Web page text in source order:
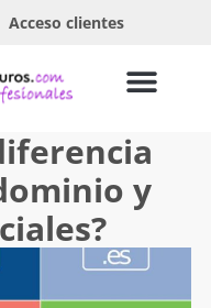
Acceso clientes
y